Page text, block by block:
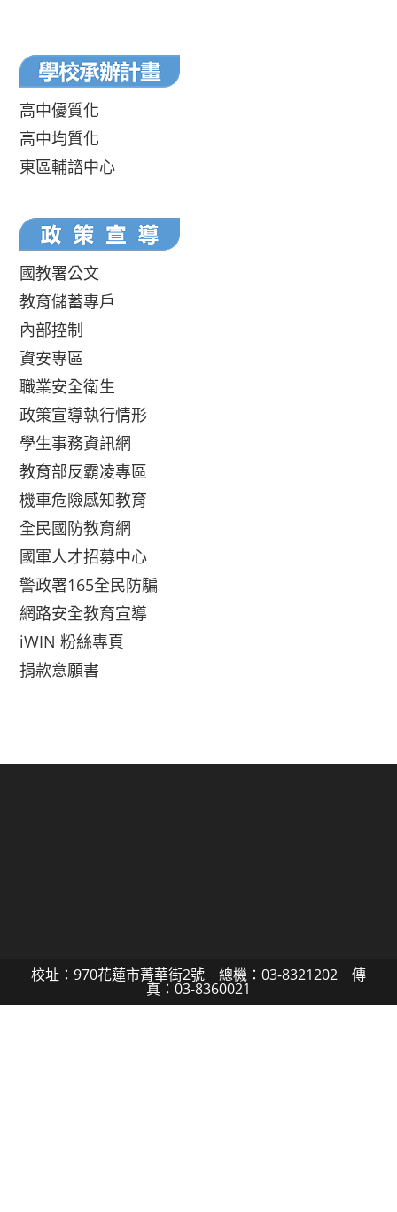
高中優質化
高中均質化
東區輔諮中心
國教署公文
教育儲蓄專戶
內部控制
資安專區
職業安全衛生
政策宣導執行情形
學生事務資訊網
教育部反霸凌專區
機車危險感知教育
全民國防教育網
國軍人才招募中心
警政署165全民防騙
網路安全教育宣導
iWIN 粉絲專頁
捐款意願書
校址：970花蓮市菁華街2號 總機：03-8321202 傳
真：03-8360021